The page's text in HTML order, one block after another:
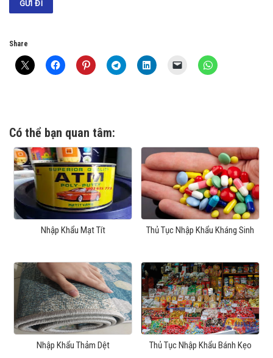
Share
Có thể bạn quan tâm:
Nhập Khẩu Mạt Tít Thủ Tục Nhập Khẩu Kháng Sinh
Nhập Khẩu Thảm Dệt Thủ Tục Nhập Khẩu Bánh Kẹo